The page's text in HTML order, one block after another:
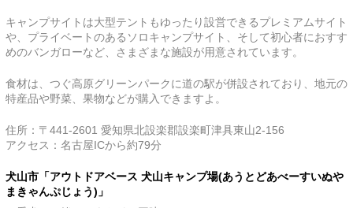
キャンプサイトは大型テントもゆったり設営できるプレミアムサイト
や、プライベートのあるソロキャンプサイト、そして初心者におすす
めのバンガローなど、さまざまな施設が用意されています。
食材は、つぐ高原グリーンパークに道の駅が併設されており、地元の
特産品や野菜、果物などが購入できますよ。
住所：〒441-2601 愛知県北設楽郡設楽町津具東山2-156
アクセス：名古屋ICから約79分
犬山市「アウトドアベース 犬山キャンプ場(あうとどあべーすいぬや
まきゃんぷじょう)」